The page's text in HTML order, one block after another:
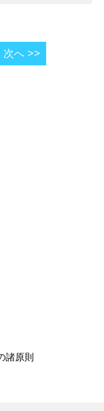
次へ >>
諸原則